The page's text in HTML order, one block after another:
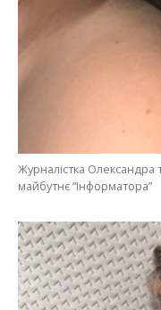
Журналістка Олександра
майбутнє “Інформатора”